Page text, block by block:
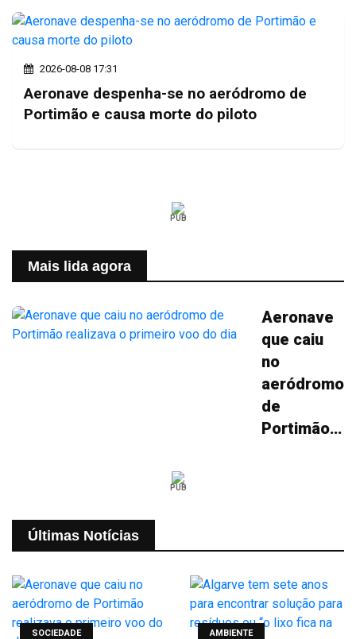
2026-08-08 17:31
Aeronave despenha-se no aeródromo de
Portimão e causa morte do piloto
PUB
Mais lida agora
Aeronave
que caiu
no
aeródromo
de
Portimão
PUB
Últimas Notícias
SOCIEDADE AMBIENTE